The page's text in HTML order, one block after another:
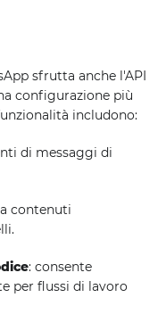
sfrutta anche l'API
configurazione più
includono:
di messaggi di
contenuti
: consente
per flussi di lavoro